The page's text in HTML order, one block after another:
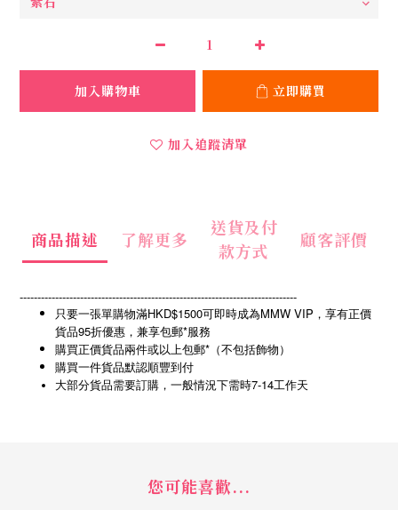
加入購物車 立即購買
加入追蹤清單
商品描述 了解更多
送貨及付
款方式
顧客評價
------------------------------------------------------------------------------
只要一張單購物滿HKD$1500可即時成為MMW VIP，享有正價
貨品95折優惠，兼享包郵*服務
購買正價貨品兩件或以上包郵*（不包括飾物）
購買一件貨品默認順豐到付
大部分貨品需要訂購，一般情況下需時7-14工作天
您可能喜歡...